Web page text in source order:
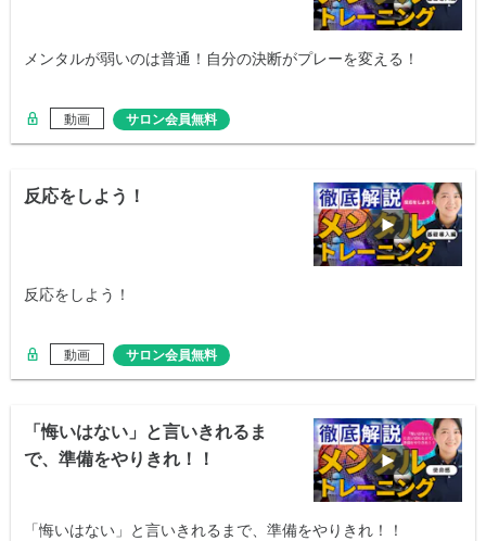
メンタルが弱いのは普通！自分の決断がプレーを変える！
動画 サロン会員無料
反応をしよう！
反応をしよう！
動画 サロン会員無料
「悔いはない」と言いきれるま
で、準備をやりきれ！！
「悔いはない」と言いきれるまで、準備をやりきれ！！